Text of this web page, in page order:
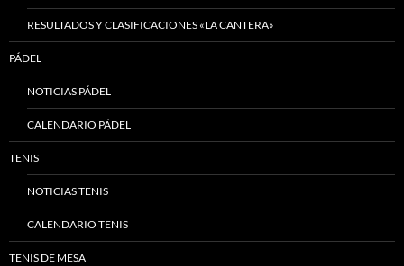
RESULTADOS Y CLASIFICACIONES «LA CANTERA»
PÁDEL
NOTICIAS PÁDEL
CALENDARIO PÁDEL
TENIS
NOTICIAS TENIS
CALENDARIO TENIS
TENIS DE MESA